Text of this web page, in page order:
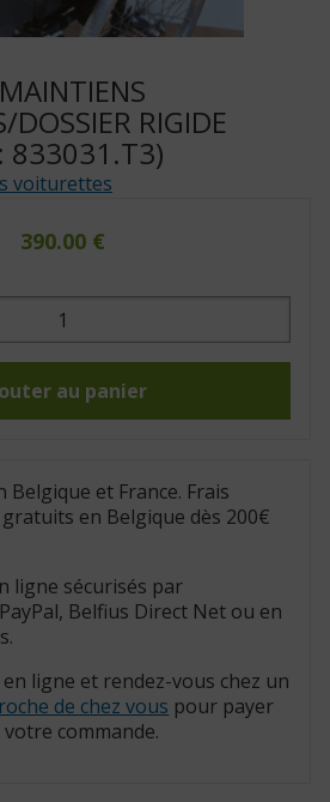
DOSSIER RIGIDE
833031.T3)
voiturettes
390.00 €
au panier
Belgique et France. Frais
en Belgique dès 200€
ligne sécurisés par
Belfius Direct Net ou en
ligne et rendez-vous chez un
de chez vous pour payer
commande.